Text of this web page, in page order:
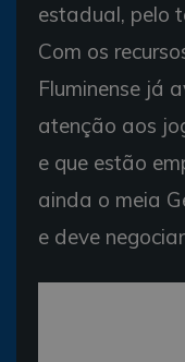
estadual, pelo
Com os
Fluminense já
atenção aos
e que estão
ainda o meia
e deve